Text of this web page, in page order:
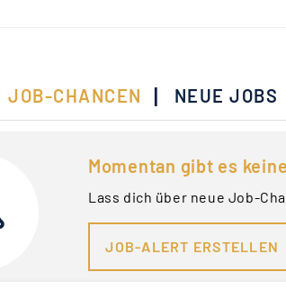
JOB-CHANCEN | NEUE JOBS
Momentan gibt es
Lass dich über neue Job-
JOB-ALERT ERSTELLEN